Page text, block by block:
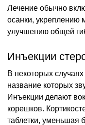
Лечение обычно
осанки,
улучшению общей
Инъекции
В некоторых
название которых
Инъекции делают
корешков.
таблетки, уменьшая